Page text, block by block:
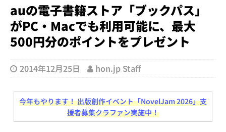
auの電子書籍ストア「ブックパス」
がPC・Macでも利用可能に、最大
500円分のポイントをプレゼント
2014年12月25日 hon.jp Staff
今年もやります！ 出版創作イベント「NovelJam 2026」支
援者募集クラファン実施中！